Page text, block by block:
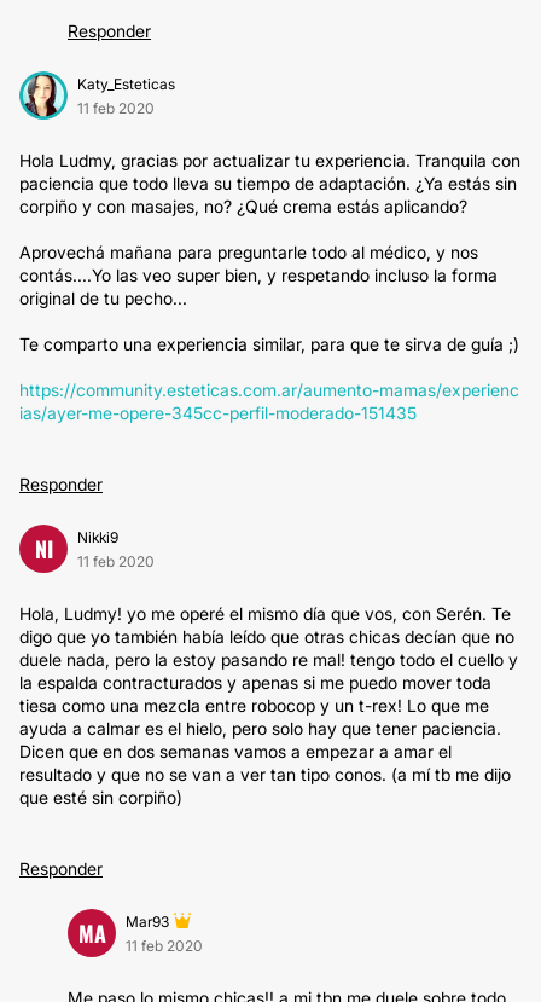
Responder
Katy_Esteticas
11 feb 2020
Hola Ludmy, gracias por actualizar tu experiencia. Tranquila con
paciencia que todo lleva su tiempo de adaptación. ¿Ya estás sin
corpiño y con masajes, no? ¿Qué crema estás aplicando?
Aprovechá mañana para preguntarle todo al médico, y nos
contás....Yo las veo super bien, y respetando incluso la forma
original de tu pecho...
Te comparto una experiencia similar, para que te sirva de guía ;)
https://community.esteticas.com.ar/aumento-mamas/experienc
ias/ayer-me-opere-345cc-perfil-moderado-151435
Responder
NI
Nikki9
11 feb 2020
Hola, Ludmy! yo me operé el mismo día que vos, con Serén. Te
digo que yo también había leído que otras chicas decían que no
duele nada, pero la estoy pasando re mal! tengo todo el cuello y
la espalda contracturados y apenas si me puedo mover toda
tiesa como una mezcla entre robocop y un t-rex! Lo que me
ayuda a calmar es el hielo, pero solo hay que tener paciencia.
Dicen que en dos semanas vamos a empezar a amar el
resultado y que no se van a ver tan tipo conos. (a mí tb me dijo
que esté sin corpiño)
Responder
MA
Mar93
11 feb 2020
Me paso lo mismo chicas!! a mi tbn me duele sobre todo